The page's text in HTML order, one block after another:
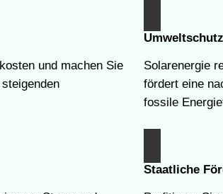
und machen Sie
Umweltschutz
Solarenergie
fördert eine
fossile
Staatliche